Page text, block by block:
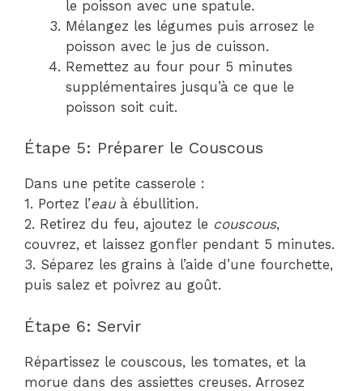
le poisson avec une spatule.
Mélangez les légumes puis arrosez le
poisson avec le jus de cuisson.
Remettez au four pour 5 minutes
supplémentaires jusqu’à ce que le
poisson soit cuit.
Étape 5: Préparer le Couscous
Dans une petite casserole :
1. Portez l’eauà ébullition.
2. Retirez du feu, ajoutez le couscous,
couvrez, et laissez gonfler pendant 5 minutes.
3. Séparez les grains à l’aide d’une fourchette,
puis salez et poivrez au goût.
Étape 6: Servir
Répartissez le couscous, les tomates, et la
morue dans des assiettes creuses. Arrosez